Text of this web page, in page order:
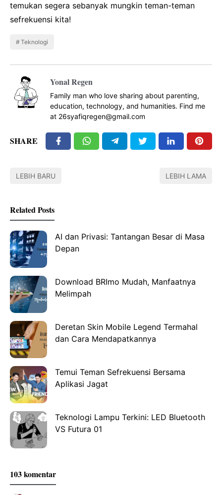
temukan segera sebanyak mungkin teman-teman
sefrekuensi kita!
Teknologi
Yonal Regen
Family man who love sharing about parenting,
education, technology, and humanities. Find me
at 26syafiqregen@gmail.com
SHARE
LEBIH BARU LEBIH LAMA
Related Posts
AI dan Privasi: Tantangan Besar di Masa
Depan
Download BRImo Mudah, Manfaatnya
Melimpah
Deretan Skin Mobile Legend Termahal
dan Cara Mendapatkannya
Temui Teman Sefrekuensi Bersama
Aplikasi Jagat
Teknologi Lampu Terkini: LED Bluetooth
VS Futura 01
103 komentar